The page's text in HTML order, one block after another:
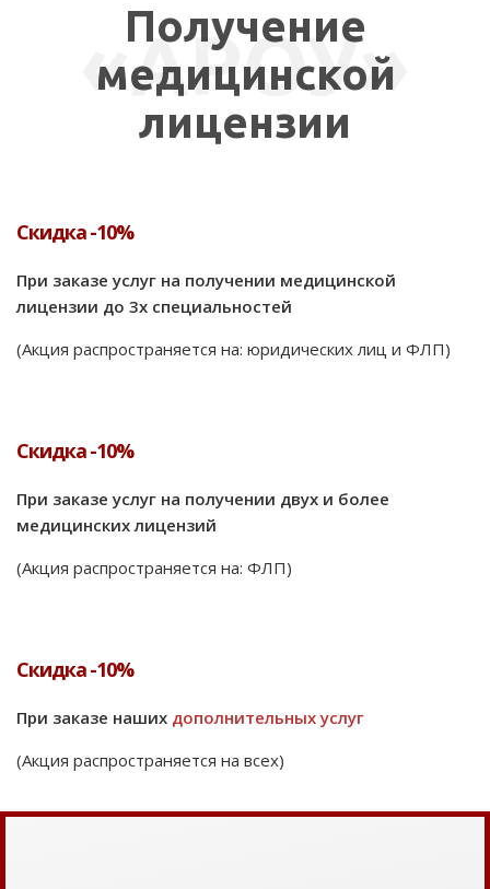
Получение
медицинской
лицензии
«АРОУ»
Скидка -10%
При заказе услуг на получении медицинской
лицензии до 3х специальностей
(Акция распространяется на: юридических лиц и ФЛП)
Скидка -10%
При заказе услуг на получении двух и более
медицинских лицензий
(Акция распространяется на: ФЛП)
Скидка -10%
При заказе наших дополнительных услуг
(Акция распространяется на всех)